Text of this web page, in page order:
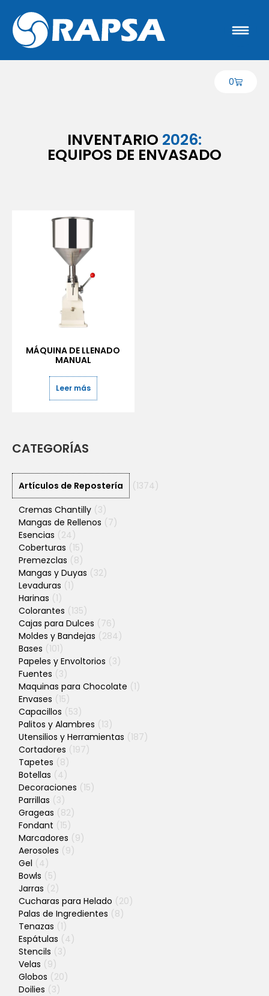
0
INVENTARIO 2026:
EQUIPOS DE ENVASADO
CATEGORÍAS
Artículos de Repostería
(1374)
Cremas Chantilly (3)
Mangas de Rellenos (7)
Esencias (24)
Coberturas (15)
Premezclas (8)
Mangas y Duyas (32)
Levaduras (1)
Harinas (1)
Colorantes (135)
Cajas para Dulces (76)
Moldes y Bandejas (284)
Bases (101)
Papeles y Envoltorios (3)
Fuentes (3)
Maquinas para Chocolate (1)
Envases (15)
Capacillos (53)
Palitos y Alambres (13)
Utensilios y Herramientas (187)
Cortadores (197)
Tapetes (8)
Botellas (4)
Decoraciones (15)
Parrillas (3)
Grageas (82)
Fondant (15)
Marcadores (9)
Aerosoles (9)
Gel (4)
Bowls (5)
Jarras (2)
Cucharas para Helado (20)
Palas de Ingredientes (8)
Tenazas (1)
Espátulas (4)
Stencils (3)
Velas (9)
Globos (20)
Doilies (3)
MÁQUINA DE LLENADO
MANUAL
Leer más